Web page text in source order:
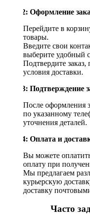
Шаг 2: Оформление
Перейдите в
товары.
Введите свои
выберите удобный
Подтвердите
условия доставки.
Шаг 3: Подтверждение
После оформления
по указанному
уточнения деталей.
Шаг 4: Оплата и
Вы можете
оплату при
Мы предлагаем
курьерскую
доставку
Часто